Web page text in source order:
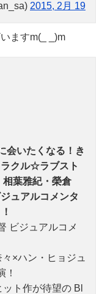
2015, 2月 19
ますm(_ _)m
会いたくなる！き
クル☆ラブスト
相葉雅紀・榮倉
ュアルコメンタ
ビジュアルコメ
×ハン・ヒョジュ
！
ト作が待望の Bl